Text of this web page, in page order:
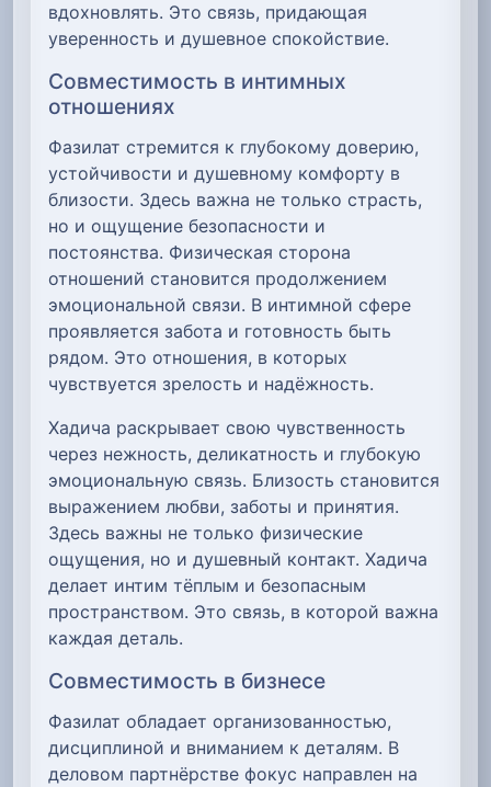
вдохновлять. Это связь, придающая
уверенность и душевное спокойствие.
Совместимость в интимных
отношениях
Фазилат стремится к глубокому доверию,
устойчивости и душевному комфорту в
близости. Здесь важна не только страсть,
но и ощущение безопасности и
постоянства. Физическая сторона
отношений становится продолжением
эмоциональной связи. В интимной сфере
проявляется забота и готовность быть
рядом. Это отношения, в которых
чувствуется зрелость и надёжность.
Хадича раскрывает свою чувственность
через нежность, деликатность и глубокую
эмоциональную связь. Близость становится
выражением любви, заботы и принятия.
Здесь важны не только физические
ощущения, но и душевный контакт. Хадича
делает интим тёплым и безопасным
пространством. Это связь, в которой важна
каждая деталь.
Совместимость в бизнесе
Фазилат обладает организованностью,
дисциплиной и вниманием к деталям. В
деловом партнёрстве фокус направлен на